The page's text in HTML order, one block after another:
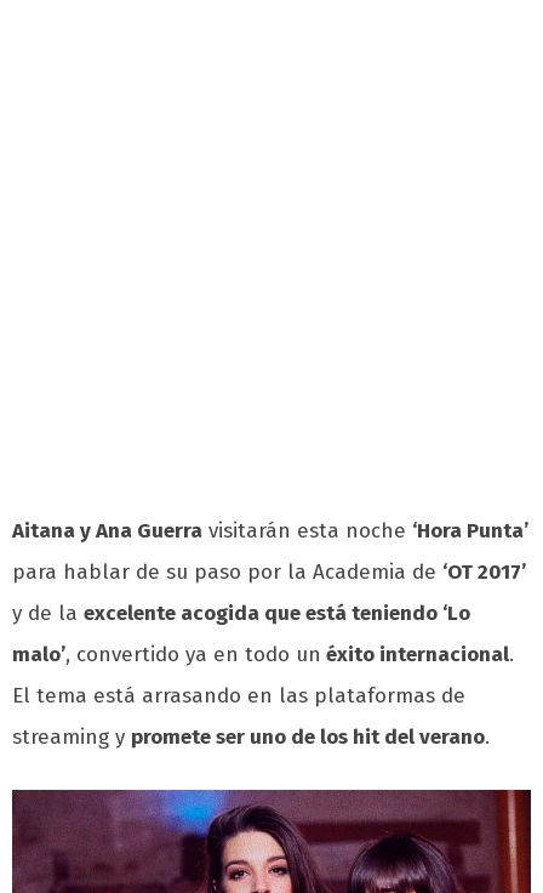
Aitana y Ana Guerra visitarán esta noche ‘Hora Punta’
para hablar de su paso por la Academia de ‘OT 2017’
y de la excelente acogida que está teniendo ‘Lo
malo’, convertido ya en todo un éxito internacional.
El tema está arrasando en las plataformas de
streaming y promete ser uno de los hit del verano.